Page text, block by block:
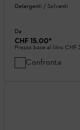
Detergenti / Solventi
Da
CHF 15.00*
Prezzo base al litro CHF
Confronta